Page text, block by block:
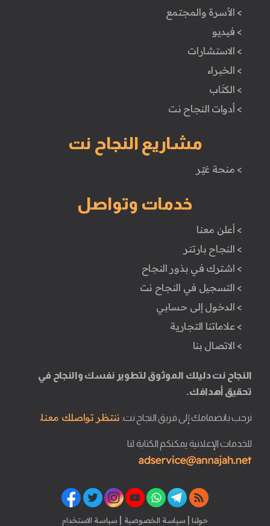
> الأسرة والمجتمع
> فيديو
> الاستشارات
> الخبراء
> الكتَاب
> أدوات النجاح نت
مشاريع النجاح نت
> منحة غيّر
خدمات وتواصل
> أعلن معنا
> النجاح بارتنر
> اشترك في بذور النجاح
> التسجيل في النجاح نت
> الدخول إلى حسابي
> علاماتنا التجارية
> الاتصال بنا
النجاح نت دليلك الموثوق لتطوير نفسك والنجاح في
تحقيق أهدافك.
نرحب بانضمامك إلى فريق النجاح نت. ننتظر تواصلك معنا.
للخدمات الإعلانية يمكنكم الكتابة لنا
حولنا | سياسة الخصوصية | سياسة الاستخدام